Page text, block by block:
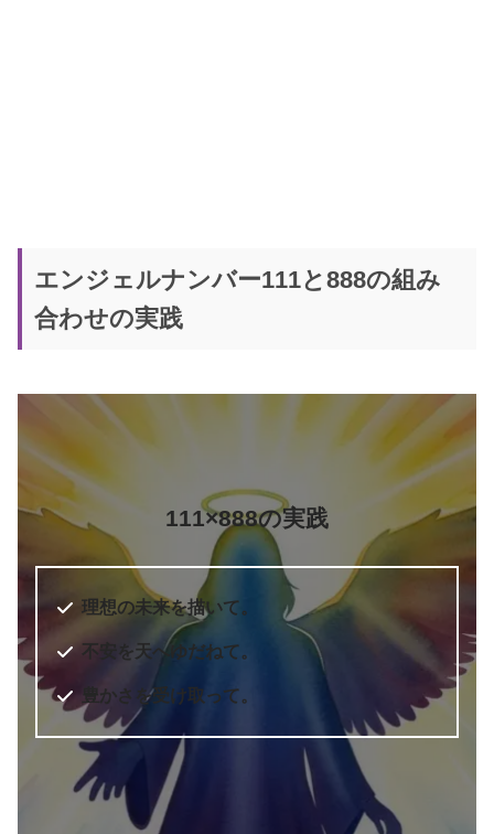
エンジェルナンバー111と888の組み
合わせの実践
111×888の実践
理想の未来を描いて。
不安を天へゆだねて。
豊かさを受け取って。